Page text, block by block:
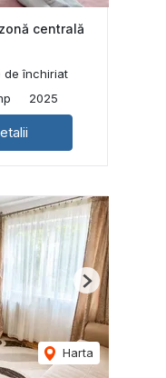
centrală
de închiriat
2025
Harta
Next